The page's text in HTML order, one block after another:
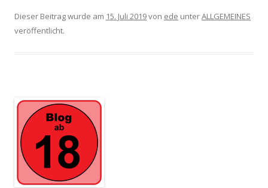
Dieser Beitrag wurde am 15. Juli 2019von ede unterALLGEMEINES
veröffentlicht.